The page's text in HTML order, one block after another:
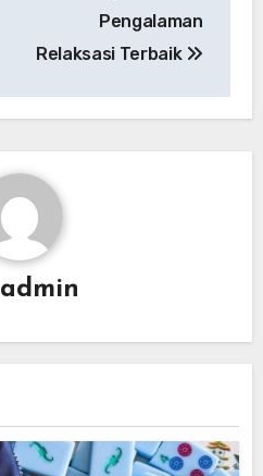
Pengalaman
Relaksasi Terbaik
admin